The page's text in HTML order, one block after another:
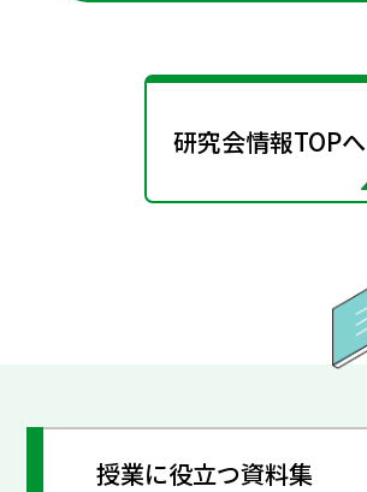
研究会情報TOPへ
授業に役立つ資料集